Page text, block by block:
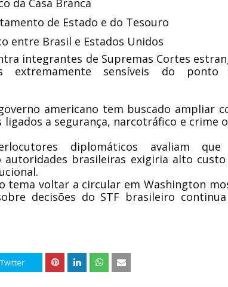
da Casa Branca
de Estado e do Tesouro
entre Brasil e Estados Unidos
integrantes de Supremas Cortes
extremamente sensíveis do
americano tem buscado ampliar
a segurança, narcotráfico e crime
diplomáticos avaliam que
autoridades brasileiras exigiria alto
tema voltar a circular em Washington
decisões do STF brasileiro
Twitter